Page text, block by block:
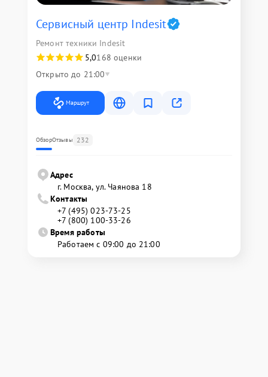
Сервисный центр Indesit
Ремонт техники Indesit
5,0168 оценки
Открыто до 21:00
Маршрут
ОбзорОтзывы 232
Адрес
г. Москва, ул. Чаянова 18
Контакты
+7 (495) 023-73-25
+7 (800) 100-33-26
Время работы
Работаем с 09:00 до 21:00